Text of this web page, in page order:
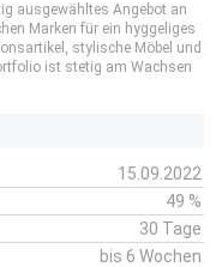
ausgewähltes Angebot an
Marken für ein hyggeliges
stylische Möbel und
ist stetig am Wachsen
15.09.2022
49 %
30 Tage
bis 6 Wochen